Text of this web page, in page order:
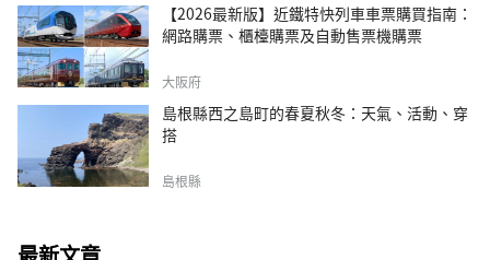
【2026最新版】近鐵特快列車車票購買指南：
網路購票、櫃檯購票及自動售票機購票
大阪府
島根縣西之島町的春夏秋冬：天氣、活動、穿
搭
島根縣